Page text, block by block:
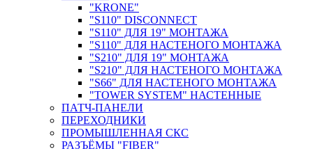
"KRONE"
"S110" DISCONNECT
"S110" ДЛЯ 19" МОНТАЖА
"S110" ДЛЯ НАСТЕНОГО МОНТАЖА
"S210" ДЛЯ 19" МОНТАЖА
"S210" ДЛЯ НАСТЕНОГО МОНТАЖА
"S66" ДЛЯ НАСТЕНОГО МОНТАЖА
"TOWER SYSTEM" НАСТЕННЫЕ
ПАТЧ-ПАНЕЛИ
ПЕРЕХОДНИКИ
ПРОМЫШЛЕННАЯ СКС
РАЗЪЁМЫ "FIBER"